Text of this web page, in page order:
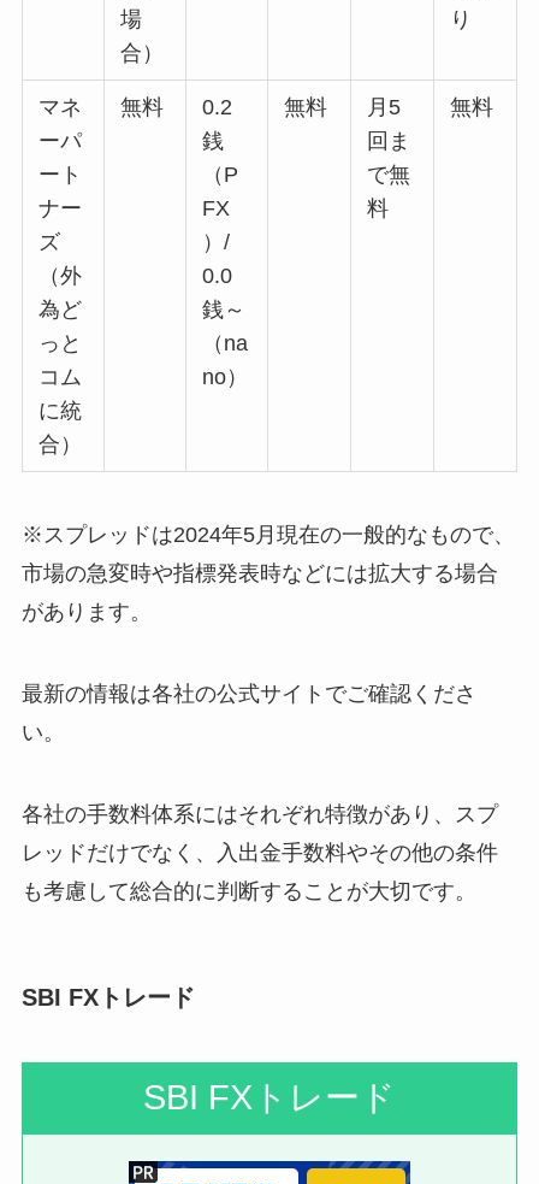
場
合）
り
マネ
ーパ
ート
ナー
ズ
（外
為ど
っと
コム
に統
合）
無料
0.2
銭
（P
FX
）/
0.0
銭～
（na
no）
無料
月5
回ま
で無
料
無料
※スプレッドは2024年5月現在の一般的なもので、
市場の急変時や指標発表時などには拡大する場合
があります。
最新の情報は各社の公式サイトでご確認くださ
い。
各社の手数料体系にはそれぞれ特徴があり、スプ
レッドだけでなく、入出金手数料やその他の条件
も考慮して総合的に判断することが大切です。
SBI FXトレード
SBI FXトレード